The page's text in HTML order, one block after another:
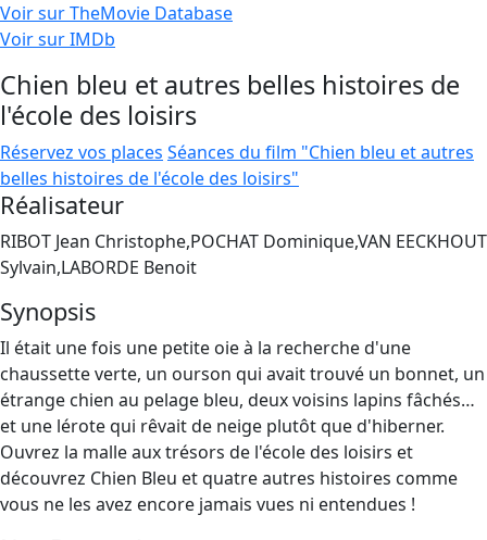
Voir sur TheMovie Database
Voir sur IMDb
Chien bleu et autres belles histoires de
l'école des loisirs
Réservez vos places Séances du film "Chien bleu et autres
belles histoires de l'école des loisirs"
Réalisateur
RIBOT Jean Christophe,POCHAT Dominique,VAN EECKHOUT
Sylvain,LABORDE Benoit
Synopsis
Il était une fois une petite oie à la recherche d'une
chaussette verte, un ourson qui avait trouvé un bonnet, un
étrange chien au pelage bleu, deux voisins lapins fâchés…
et une lérote qui rêvait de neige plutôt que d'hiberner.
Ouvrez la malle aux trésors de l'école des loisirs et
découvrez Chien Bleu et quatre autres histoires comme
vous ne les avez encore jamais vues ni entendues !